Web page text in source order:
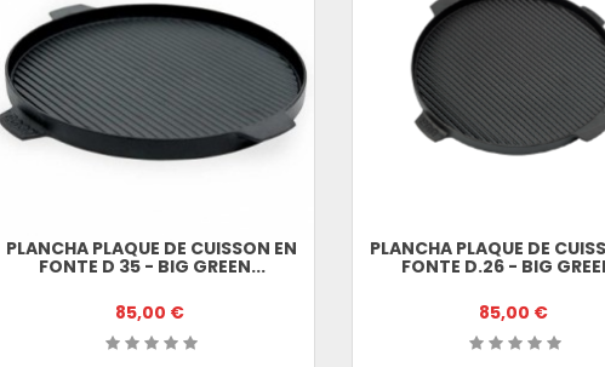
PLANCHA PLAQUE DE CUISSON EN
FONTE D 35 - BIG GREEN...
85,00 €
PLANCHA PLAQUE DE
FONTE D.26 - BIG
85,00 €